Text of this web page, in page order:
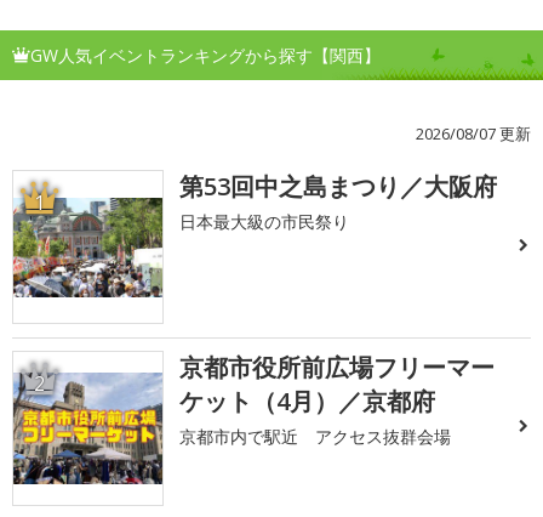
GW人気イベントランキングから探す【関西】
2026/08/07 更新
1 第53回中之島まつり／大阪府
日本最大級の市民祭り
2
京都市役所前広場フリーマー
ケット（4月）／京都府
京都市内で駅近 アクセス抜群会場